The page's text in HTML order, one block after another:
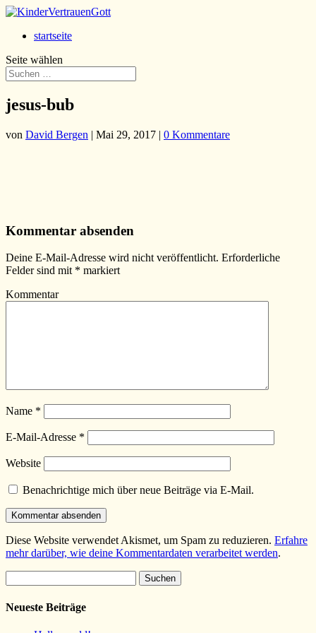
startseite
Seite wählen
jesus-bub
von David Bergen | Mai 29, 2017 | 0 Kommentare
Kommentar absenden
Deine E-Mail-Adresse wird nicht veröffentlicht. Erforderliche
Felder sind mit * markiert
Kommentar
Name *
E-Mail-Adresse *
Website
Benachrichtige mich über neue Beiträge via E-Mail.
Diese Website verwendet Akismet, um Spam zu reduzieren. Erfahre
mehr darüber, wie deine Kommentardaten verarbeitet werden.
nach:
Neueste Beiträge